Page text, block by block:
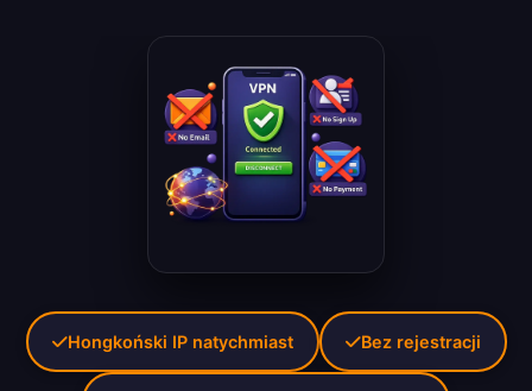
Hongkoński IP natychmiast Bez rejestracji